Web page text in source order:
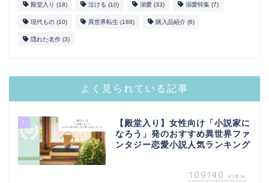
殿堂入り (18) 泣ける (10) 溺愛 (33) 溺愛特集 (7)
現代もの (10) 異世界転生 (188) 購入品紹介 (6)
隠れた名作 (3)
よく見られている記事
1
【殿堂入り】女性向け「小説家に
なろう」発のおすすめ異世界ファ
ンタジー恋愛小説人気ランキング
109140 view